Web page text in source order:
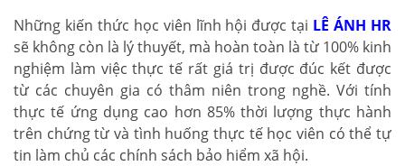
Những kiến thức học viên lĩnh hội được tại LÊ ÁNH HR
sẽ không còn là lý thuyết, mà hoàn toàn là từ 100% kinh
nghiệm làm việc thực tế rất giá trị được đúc kết được
từ các chuyên gia có thâm niên trong nghề. Với tính
thực tế ứng dụng cao hơn 85% thời lượng thực hành
trên chứng từ và tình huống thực tế học viên có thể tự
tin làm chủ các chính sách bảo hiểm xã hội.